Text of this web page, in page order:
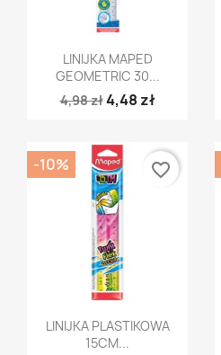
Szybki podgląd
LINIJKA MAPED
GEOMETRIC 30...
4,98 zł4,48 zł
Szybki podgląd
LINIJKA PLASTIKOWA
15CM...
-10% favorite_border